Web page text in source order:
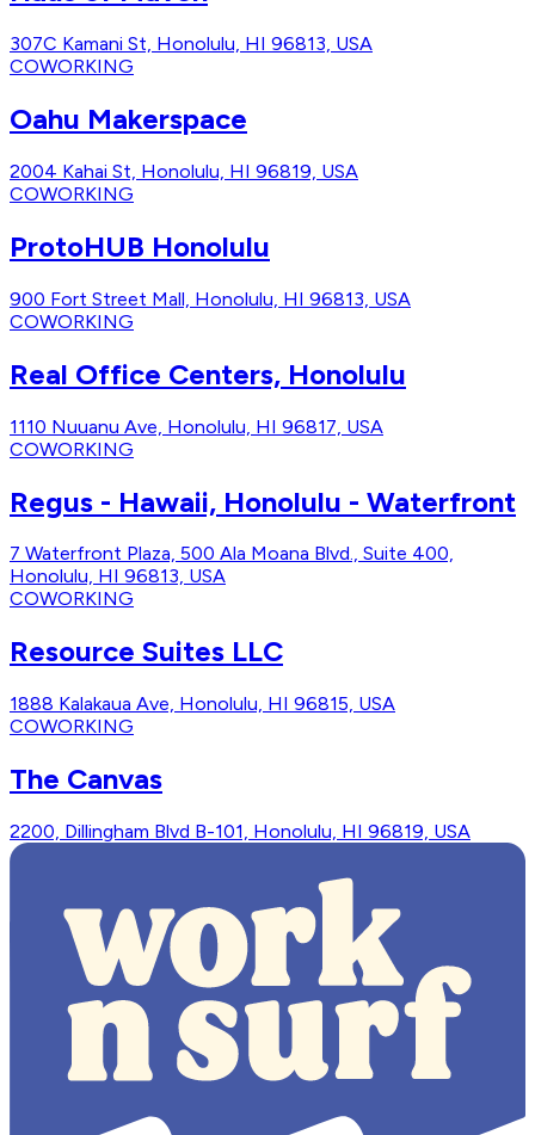
307C Kamani St, Honolulu, HI 96813, USA
COWORKING
Oahu Makerspace
2004 Kahai St, Honolulu, HI 96819, USA
COWORKING
ProtoHUB Honolulu
900 Fort Street Mall, Honolulu, HI 96813, USA
COWORKING
Real Office Centers, Honolulu
1110 Nuuanu Ave, Honolulu, HI 96817, USA
COWORKING
Regus - Hawaii, Honolulu - Waterfront
7 Waterfront Plaza, 500 Ala Moana Blvd., Suite 400,
Honolulu, HI 96813, USA
COWORKING
Resource Suites LLC
1888 Kalakaua Ave, Honolulu, HI 96815, USA
COWORKING
The Canvas
2200, Dillingham Blvd B-101, Honolulu, HI 96819, USA